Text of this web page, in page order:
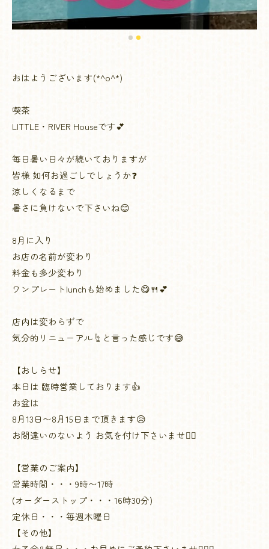
おはようございます(*^o^*)
喫茶
LITTLE・RIVER Houseです💕
毎日暑い日々が続いておりますが
皆様 如何お過ごしでしょうか❓
涼しくなるまで
暑さに負けないで下さいね😊
8月に入り
お店の名前が変わり
料金も多少変わり
ワンプレートlunchも始めました😋🍴💕
店内は変わらずで
気分的リニューアル☝️と言った感じです😅
【おしらせ】
本日は 臨時営業しております👍
お盆は
8月13日〜8月15日まで頂きます😥
お間違いのないよう お気を付け下さいませ🙇‍♀️
【営業のご案内】
営業時間・・・9時〜17時
(オーダーストップ・・・16時30分)
定休日・・・毎週木曜日
【その他】